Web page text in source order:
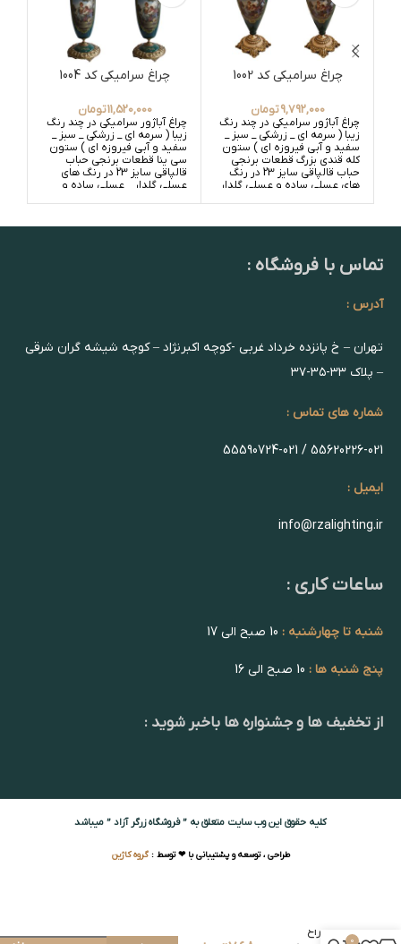
چراغ سرامیکی کد 1002
9,792,000تومان
چراغ آباژور سرامیکی در چند رنگ
زیبا ( سرمه ای _ زرشکی _ سبز _
سفید و آبی فیروزه ای ) ستون
کله قندی بزرگ قطعات برنجی
حباب قالپاقی سایز 23 در رنگ
های عسلی ساده و عسلی گلدار
چراغ سرامیکی کد 1004
11,520,000تومان
چراغ آباژور سرامیکی در چند رنگ
زیبا ( سرمه ای _ زرشکی _ سبز _
سفید و آبی فیروزه ای ) ستون
سی ینا قطعات برنجی حباب
قالپاقی سایز 23 در رنگ های
عسلی گلدار _ عسلی ساده و
تماس با فروشگاه :
آدرس :
تهران – خ پانزده خرداد غربی -کوچه اکبرنژاد – کوچه شیشه گران شرقی
– پلاک ۳۳-۳۵-۳۷
شماره های تماس :
55620226-021 / 55590724-021
ایمیل :
info@rzalighting.ir
ساعات کاری :
شنبه تا چهارشنبه :
پنج شنبه ها :
از تخفیف ها و جشنواره ها باخبر شوید :
کلیه حقوق این وب سایت متعلق به ” فروشگاه زرگر آزاد ” میباشد
طراحی ، توسعه و پشتیبانی با ❤ توسط :گروه کاژین
چراغ
0